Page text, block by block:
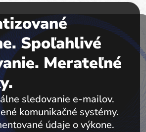
Spoľahlivé
Merateľné
sledovanie e-mailov.
komunikačné systémy.
údaje o výkone.